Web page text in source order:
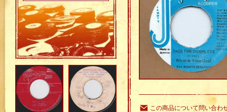
この商品について問い合わ